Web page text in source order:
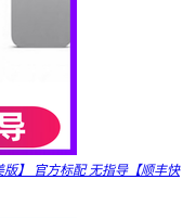
版】 官方标配 无指导【顺丰快